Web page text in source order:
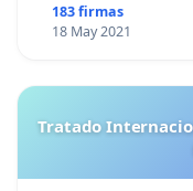
183 firmas
18 May 2021
Tratado